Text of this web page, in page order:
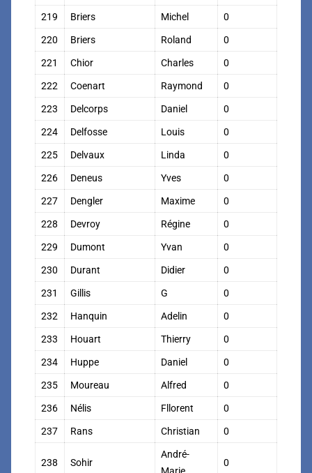
219 Briers Michel 0
220 Briers Roland 0
221 Chior Charles 0
222 Coenart Raymond 0
223 Delcorps Daniel 0
224 Delfosse Louis 0
225 Delvaux Linda 0
226 Deneus Yves 0
227 Dengler Maxime 0
228 Devroy Régine 0
229 Dumont Yvan 0
230 Durant Didier 0
231 Gillis G 0
232 Hanquin Adelin 0
233 Houart Thierry 0
234 Huppe Daniel 0
235 Moureau Alfred 0
236 Nélis Fllorent 0
237 Rans Christian 0
238 Sohir
André-
0